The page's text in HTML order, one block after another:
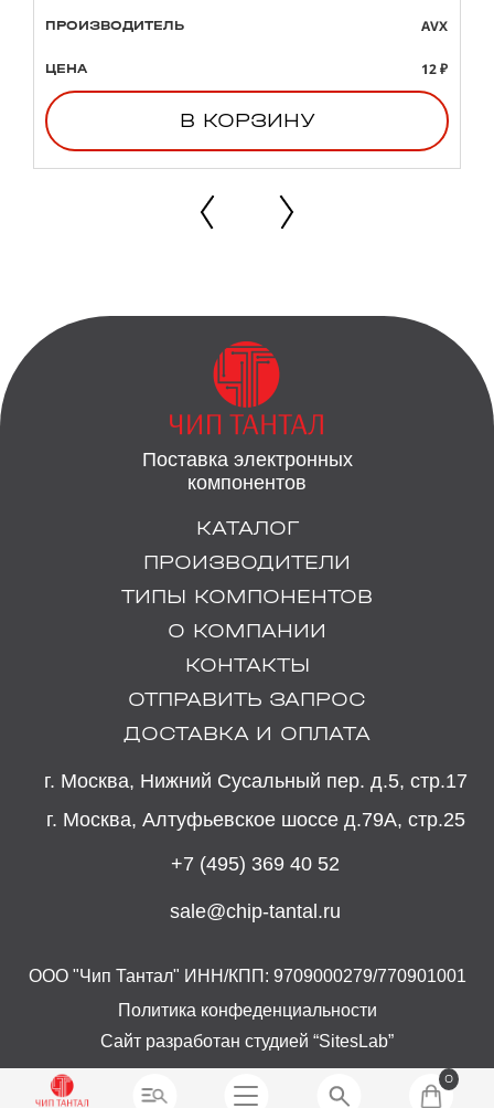
ПРОИЗВОДИТЕЛЬ AVX
ЦЕНА 12 ₽
В КОРЗИНУ
Поставка электронных
компонентов
КАТАЛОГ
ПРОИЗВОДИТЕЛИ
ТИПЫ КОМПОНЕНТОВ
О КОМПАНИИ
КОНТАКТЫ
ОТПРАВИТЬ ЗАПРОС
ДОСТАВКА И ОПЛАТА
г. Москва, Нижний Сусальный пер. д.5, стр.17
г. Москва, Алтуфьевское шоссе д.79А, стр.25
+7 (495) 369 40 52
sale@chip-tantal.ru
ООО "Чип Тантал" ИНН/КПП: 9709000279/770901001
Политика конфеденциальности
Сайт разработан студией “SitesLab”
0